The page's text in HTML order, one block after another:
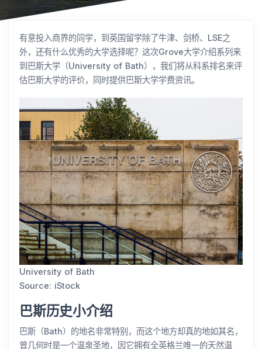
有意投入商界的同学，到英国留学除了牛津、剑桥、LSE之
外，还有什么优秀的大学选择呢？这次Grove大学介绍系列来
到巴斯大学（University of Bath），我们将从科系排名来评
估巴斯大学的评价，同时提供巴斯大学学费资讯。
University of Bath
Source: iStock
巴斯历史小介绍
巴斯（Bath）的地名非常特别，而这个地方却真的地如其名，
曾几何时是一个温泉圣地，因它拥有全英格兰唯一的天然温